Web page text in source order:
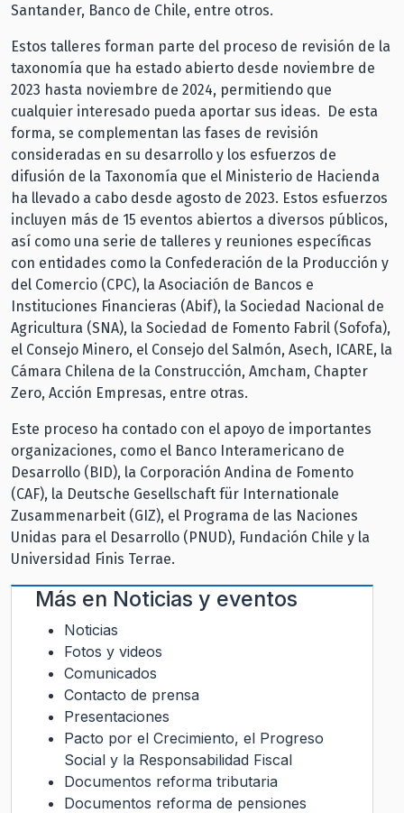
Santander, Banco de Chile, entre otros.
Estos talleres forman parte del proceso de revisión de la
taxonomía que ha estado abierto desde noviembre de
2023 hasta noviembre de 2024, permitiendo que
cualquier interesado pueda aportar sus ideas. De esta
forma, se complementan las fases de revisión
consideradas en su desarrollo y los esfuerzos de
difusión de la Taxonomía que el Ministerio de Hacienda
ha llevado a cabo desde agosto de 2023. Estos esfuerzos
incluyen más de 15 eventos abiertos a diversos públicos,
así como una serie de talleres y reuniones específicas
con entidades como la Confederación de la Producción y
del Comercio (CPC), la Asociación de Bancos e
Instituciones Financieras (Abif), la Sociedad Nacional de
Agricultura (SNA), la Sociedad de Fomento Fabril (Sofofa),
el Consejo Minero, el Consejo del Salmón, Asech, ICARE, la
Cámara Chilena de la Construcción, Amcham, Chapter
Zero, Acción Empresas, entre otras.
Este proceso ha contado con el apoyo de importantes
organizaciones, como el Banco Interamericano de
Desarrollo (BID), la Corporación Andina de Fomento
(CAF), la Deutsche Gesellschaft für Internationale
Zusammenarbeit (GIZ), el Programa de las Naciones
Unidas para el Desarrollo (PNUD), Fundación Chile y la
Universidad Finis Terrae.
Más en Noticias y eventos
Noticias
Fotos y videos
Comunicados
Contacto de prensa
Presentaciones
Pacto por el Crecimiento, el Progreso
Social y la Responsabilidad Fiscal
Documentos reforma tributaria
Documentos reforma de pensiones